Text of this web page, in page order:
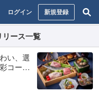
ログイン 新規登録
リース一覧
い、選
コー